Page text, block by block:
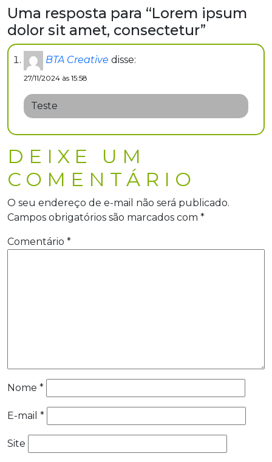
Uma resposta para “Lorem ipsum
dolor sit amet, consectetur”
BTA Creative disse:
27/11/2024 às 15:58
Teste
DEIXE UM
COMENTÁRIO
O seu endereço de e-mail não será publicado.
Campos obrigatórios são marcados com *
Comentário *
Nome *
E-mail *
Site